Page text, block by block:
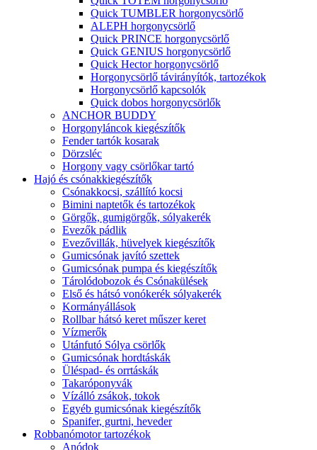
Quick TUMBLER horgonycsörlő
ALEPH horgonycsörlő
Quick PRINCE horgonycsörlő
Quick GENIUS horgonycsörlő
Quick Hector horgonycsörlő
Horgonycsörlő távirányítók, tartozékok
Horgonycsörlő kapcsolók
Quick dobos horgonycsörlők
ANCHOR BUDDY
Horgonyláncok kiegészítők
Fender tartók kosarak
Dörzsléc
Horgony vagy csörlőkar tartó
Hajó és csónakkiegészítők
Csónakkocsi, szállító kocsi
Bimini naptetők és tartozékok
Görgők, gumigörgők, sólyakerék
Evezők pádlik
Evezővillák, hüvelyek kiegészítők
Gumicsónak javító szettek
Gumicsónak pumpa és kiegészítők
Tárolódobozok és Csónakülések
Első és hátsó vonókerék sólyakerék
Kormányállások
Rollbar hátsó keret műszer keret
Vízmerők
Utánfutó Sólya csörlők
Gumicsónak hordtáskák
Üléspad- és orrtáskák
Takaróponyvák
Vízálló zsákok, tokok
Egyéb gumicsónak kiegészítők
Spanifer, gurtni, heveder
Robbanómotor tartozékok
Anódok